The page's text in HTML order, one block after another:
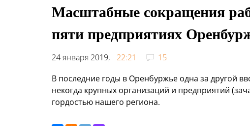
Масштабные сокращения
пяти предприятиях
24 января 2019, 22:21
15
В последние годы в Оренбуржье одна за другой
некогда крупных организаций и предприятий
гордостью нашего региона.